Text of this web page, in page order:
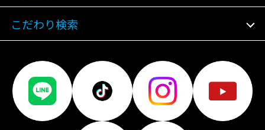
こだわり検索